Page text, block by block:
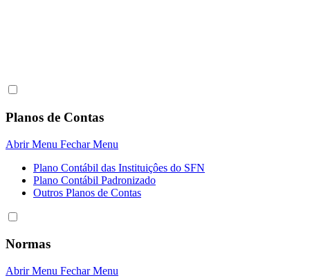
Planos de Contas
Abrir Menu Fechar Menu
Plano Contábil das Instituiçôes do SFN
Plano Contábil Padronizado
Outros Planos de Contas
Normas
Abrir Menu Fechar Menu